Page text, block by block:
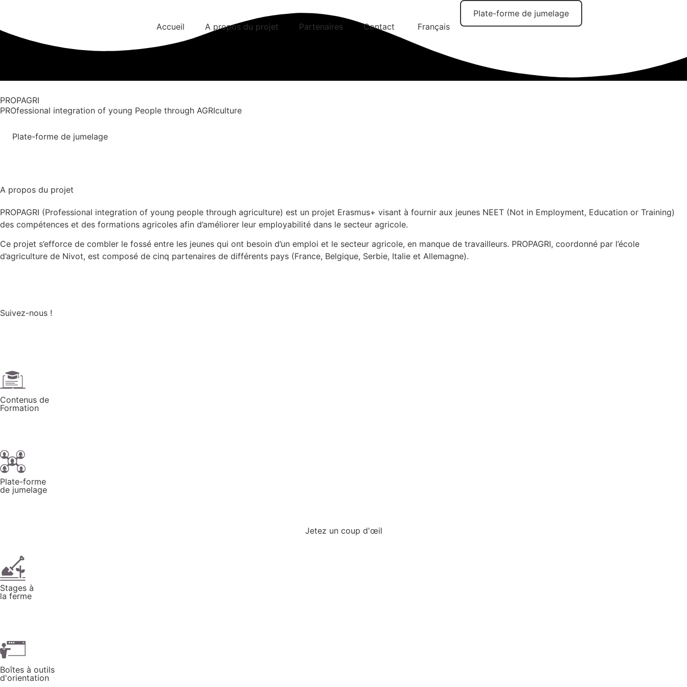
Accueil A propos du projet Partenaires Contact Français
Plate-forme de jumelage
PROPAGRI
PROfessional integration of young People through AGRIculture
Plate-forme de jumelage
A propos du projet
PROPAGRI (Professional integration of young people through agriculture) est un projet Erasmus+ visant à fournir aux jeunes NEET (Not in Employment, Education or Training)
des compétences et des formations agricoles afin d’améliorer leur employabilité dans le secteur agricole.
Ce projet s’efforce de combler le fossé entre les jeunes qui ont besoin d’un emploi et le secteur agricole, en manque de travailleurs. PROPAGRI, coordonné par l’école
d’agriculture de Nivot, est composé de cinq partenaires de différents pays (France, Belgique, Serbie, Italie et Allemagne).
Suivez-nous !
Contenus de
Formation
Plate-forme
de jumelage
Jetez un coup d'œil
Stages à
la ferme
Boîtes à outils
d'orientation